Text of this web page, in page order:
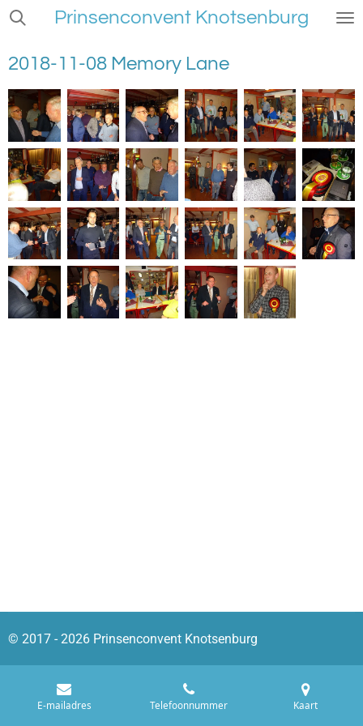
Ga
naar
hoofdinhoud
Prinsenconvent Knotsenburg
2018-11-08 Memory Lane
© 2017 - 2026 Prinsenconvent Knotsenburg
E-mailadres Telefoonnummer Kaart